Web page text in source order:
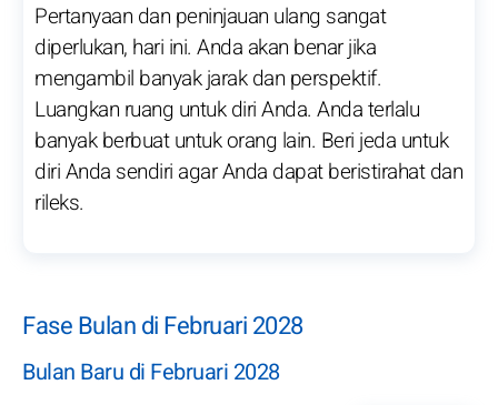
Pertanyaan dan peninjauan ulang sangat
diperlukan, hari ini. Anda akan benar jika
mengambil banyak jarak dan perspektif.
Luangkan ruang untuk diri Anda. Anda terlalu
banyak berbuat untuk orang lain. Beri jeda untuk
diri Anda sendiri agar Anda dapat beristirahat dan
rileks.
Fase Bulan di Februari 2028
Bulan Baru di Februari 2028